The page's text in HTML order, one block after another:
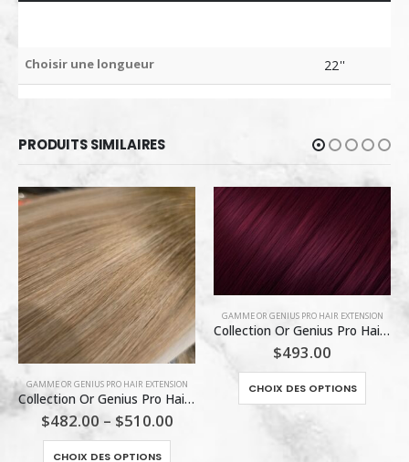
Choisir une longueur 22''
PRODUITS SIMILAIRES
GAMME OR GENIUS PRO HAIR EXTENSION
Collection Or Genius Pro Hair / bourgogne 99J
$493.00
CHOIX DES OPTIONS EXTENSIONS K PRO HAIR ,INVENTAIRE DE MARLÈNE
375.00